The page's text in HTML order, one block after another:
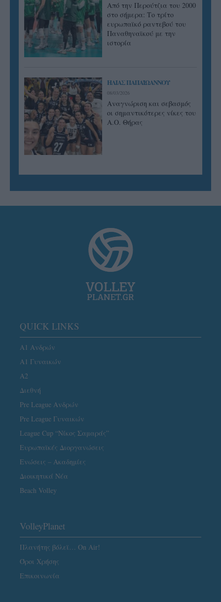
Από την Περούτζια του 2000
στο σήμερα: Tο τρίτο
ευρωπαϊκό ραντεβού του
Παναθηναϊκού με την
ιστορία
ΗΛΙΑΣ ΠΑΠΑΪΩΑΝΝΟΥ
08/03/2026
Αναγνώριση και σεβασμός
οι σημαντικότερες νίκες του
Α.Ο. Θήρας
QUICK LINKS
Α1 Ανδρών
Α1 Γυναικών
A2
Διεθνή
Pre League Ανδρών
Pre League Γυναικών
League Cup “Νίκος Σαμαράς”
Ευρωπαϊκές Διοργανώσεις
Ενώσεις – Ακαδημίες
Διοικητικά Νέα
Beach Volley
VolleyPlanet
Πλανήτης βόλεϊ… On Air!
Όροι Χρήσης
Επικοινωνία